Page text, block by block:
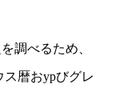
調べるため、
暦おypびグレ